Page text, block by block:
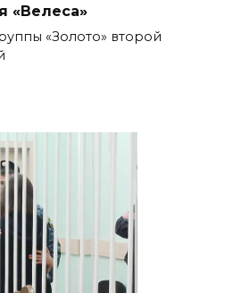
«Велеса»
«Золото» второй